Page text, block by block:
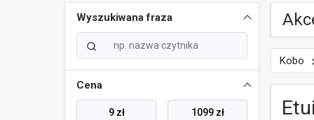
Wyszukiwana fraza
Cena
Kobo